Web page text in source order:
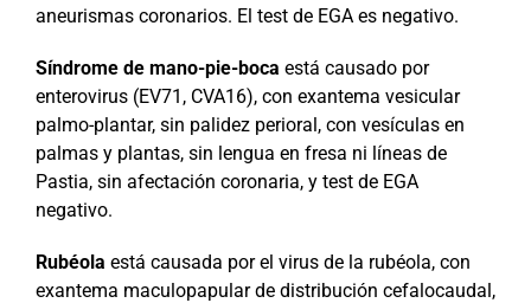
aneurismas coronarios. El test de EGA es negativo.
Síndrome de mano-pie-boca está causado por
enterovirus (EV71, CVA16), con exantema vesicular
palmo-plantar, sin palidez perioral, con vesículas en
palmas y plantas, sin lengua en fresa ni líneas de
Pastia, sin afectación coronaria, y test de EGA
negativo.
Rubéola está causada por el virus de la rubéola, con
exantema maculopapular de distribución cefalocaudal,